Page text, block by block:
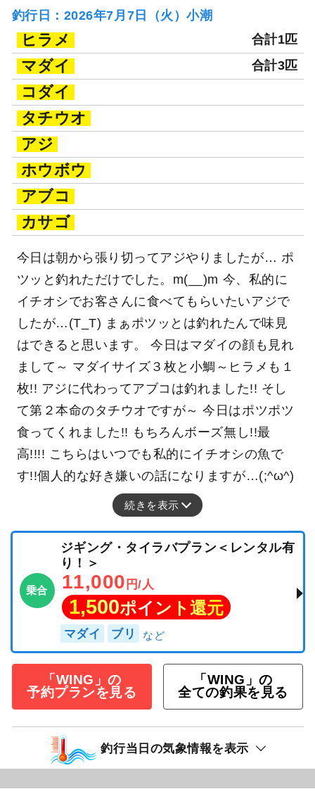
釣行日：2026年7月7日（火）小潮
ヒラメ 合計1匹
マダイ 合計3匹
コダイ
タチウオ
アジ
ホウボウ
アブコ
カサゴ
今日は朝から張り切ってアジやりましたが… ポ
ツッと釣れただけでした。m(__)m 今、私的に
イチオシでお客さんに食べてもらいたいアジで
したが…(T_T) まぁポツッとは釣れたんで味見
はできると思います。 今日はマダイの顔も見れ
まして～ マダイサイズ３枚と小鯛～ヒラメも１
枚!! アジに代わってアブコは釣れました!! そし
て第２本命のタチウオですが～ 今日はポツポツ
食ってくれました!! もちろんボーズ無し!!最
高!!!! こちらはいつでも私的にイチオシの魚で
す!!個人的な好き嫌いの話になりますが…(;^ω^)
続きを表示
乗合
ジギング・タイラバプラン＜レンタル有
り！＞
11,000 円/人
1,500ポイント還元
マダイ ブリ
「WING」の
予約プランを見る
「WING」の
全ての釣果を見る
釣行当日の気象情報を表示